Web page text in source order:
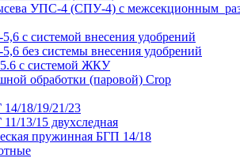
УПС-4 (СПУ-4) с межсекционным
с системой внесения удобрений
без системы внесения удобрений
с системой ЖКУ
обработки (паровой) Crop
14/18/19/21/23
13/15 двухследная
пружинная БГП 14/18